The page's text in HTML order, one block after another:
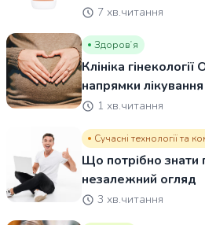
7 хв.читання
Здоровʼя
Клініка
напрямки
1 хв.читання
Сучасні технології та
Що потрібно
незалежний огляд
3 хв.читання